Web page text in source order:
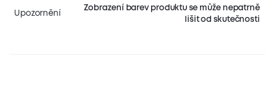
Upozornění
Zobrazení barev produktu se může nepatrně
lišit od skutečnosti